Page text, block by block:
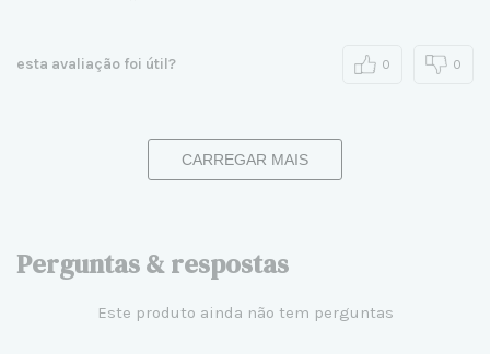
esta avaliação foi útil? 0 0
CARREGAR MAIS
Perguntas & respostas
Este produto ainda não tem perguntas